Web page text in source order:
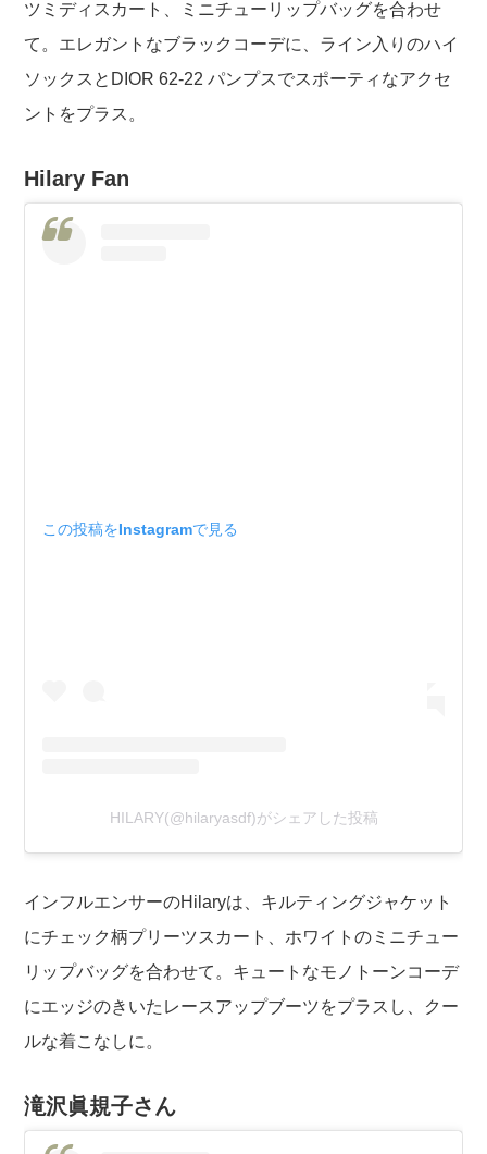
ツミディスカート、ミニチューリップバッグを合わせ
て。エレガントなブラックコーデに、ライン入りのハイ
ソックスとDIOR 62-22 パンプスでスポーティなアクセ
ントをプラス。
Hilary Fan
この投稿をInstagramで見る
HILARY(@hilaryasdf)がシェアした投稿
インフルエンサーのHilaryは、キルティングジャケット
にチェック柄プリーツスカート、ホワイトのミニチュー
リップバッグを合わせて。キュートなモノトーンコーデ
にエッジのきいたレースアップブーツをプラスし、クー
ルな着こなしに。
滝沢眞規子さん